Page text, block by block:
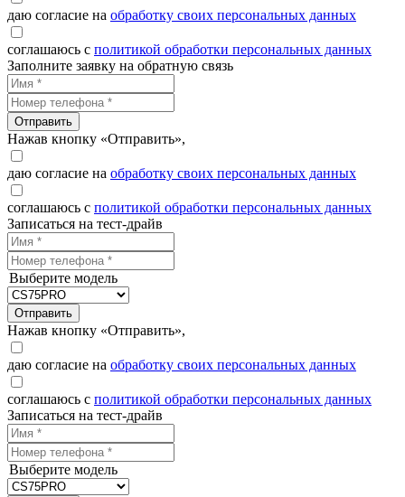
даю согласие на обработку своих персональных данных
соглашаюсь с политикой обработки персональных данных
Заполните заявку на обратную связь
Отправить
Нажав кнопку «Отправить»,
даю согласие на обработку своих персональных данных
соглашаюсь с политикой обработки персональных данных
Записаться на тест-драйв
Выберите модель
Отправить
Нажав кнопку «Отправить»,
даю согласие на обработку своих персональных данных
соглашаюсь с политикой обработки персональных данных
Записаться на тест-драйв
Выберите модель